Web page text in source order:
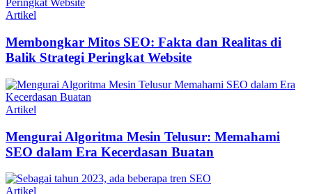
Artikel
Membongkar Mitos SEO: Fakta dan Realitas di
Balik Strategi Peringkat Website
Artikel
Mengurai Algoritma Mesin Telusur: Memahami
SEO dalam Era Kecerdasan Buatan
Artikel